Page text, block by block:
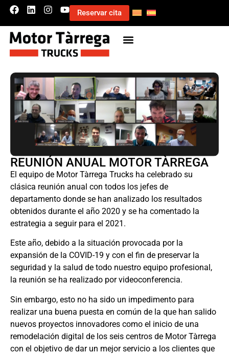
Reservar cita
REUNIÓN ANUAL MOTOR TÀRREGA
El equipo de Motor Tàrrega Trucks ha celebrado su
clásica reunión anual con todos los jefes de
departamento donde se han analizado los resultados
obtenidos durante el año 2020 y se ha comentado la
estrategia a seguir para el 2021.
Este año, debido a la situación provocada por la
expansión de la COVID-19 y con el fin de preservar la
seguridad y la salud de todo nuestro equipo profesional,
la reunión se ha realizado por videoconferencia.
Sin embargo, esto no ha sido un impedimento para
realizar una buena puesta en común de la que han salido
nuevos proyectos innovadores como el inicio de una
remodelación digital de los seis centros de Motor Tàrrega
con el objetivo de dar un mejor servicio a los clientes que